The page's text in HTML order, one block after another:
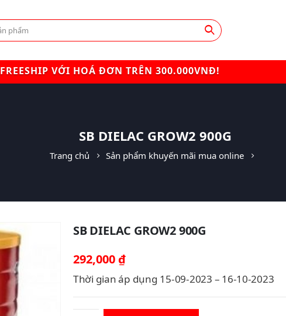
FREESHIP VỚI HOÁ ĐƠN TRÊN 300.000VNĐ!
SB DIELAC GROW2 900G
Trang chủ Sản phẩm khuyến mãi mua online
SB DIELAC GROW2 900G
292,000 ₫
Thời gian áp dụng 15-09-2023 – 16-10-2023